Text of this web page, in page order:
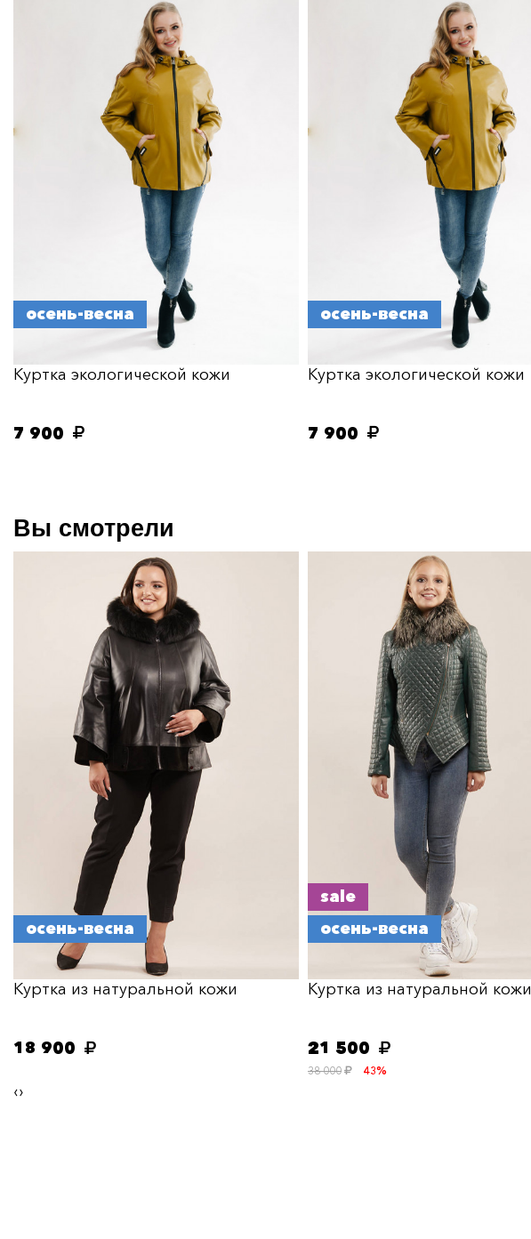
осень-весна
Куртка экологической кожи
7 900
осень-весна
Куртка экологической кожи
7 900
Вы смотрели
осень-весна
Куртка из натуральной кожи
18 900
sale
осень-весна
Куртка из натуральной кожи
21 500
38 000 43%
‹›